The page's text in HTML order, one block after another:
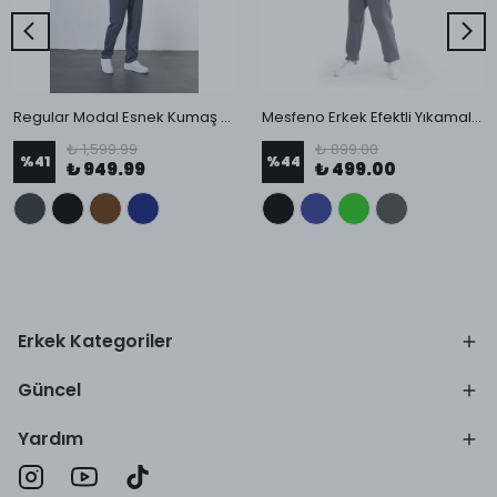
Regular Modal Esnek Kumaş Pantolon
%41
₺ 1,599.99
₺ 949.99
Mesfeno Erkek Efektli Yıkamalı Jogger Pantolon
%44
₺ 899.00
₺ 499.00
Erkek Kategoriler
Güncel
Yardım